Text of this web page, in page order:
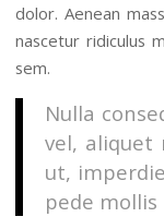
dolor. Aenean
nascetur ridiculus
sem.
Nulla
vel, aliquet
ut,
pede